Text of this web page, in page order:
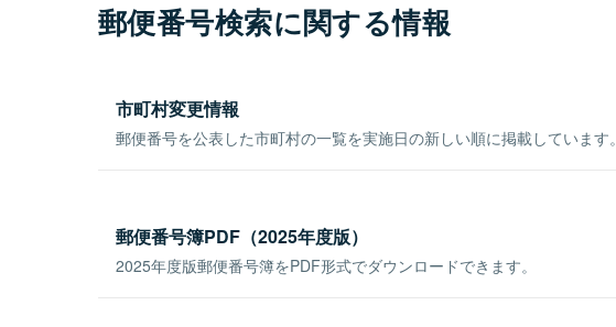
郵便番号検索に関する情報
市町村変更情報
郵便番号を公表した市町村の一覧を実施日の新しい順に掲載しています。
郵便番号簿PDF（2025年度版）
2025年度版郵便番号簿をPDF形式でダウンロードできます。